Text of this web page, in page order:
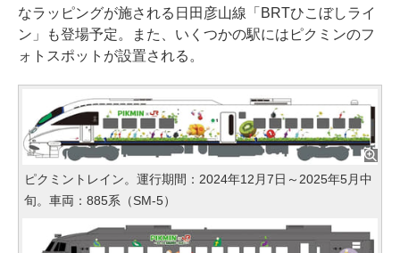
なラッピングが施される日田彦山線「BRTひこぼしライ
ン」も登場予定。また、いくつかの駅にはピクミンのフ
ォトスポットが設置される。
ピクミントレイン。運行期間：2024年12月7日～2025年5月中
旬。車両：885系（SM-5）